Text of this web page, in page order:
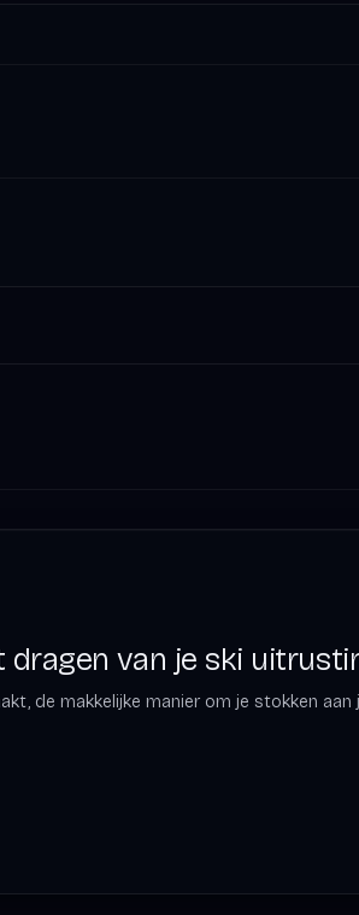
van je ski
de makkelijke manier om je stokken